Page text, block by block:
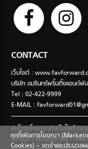
CONTACT
เว็บไซต์ :
บริษัท อมรินทร์พริ้นติ้งแอนด์พั
Tel : 02-422-9999
E-MAIL :
สนใจลงโฆษณากับเว็บไซต์
เนตรนภา อมตสกุล [081-
คุกกี้เพื่อการโฆษณา
Cookies) – จดจำและประมวล